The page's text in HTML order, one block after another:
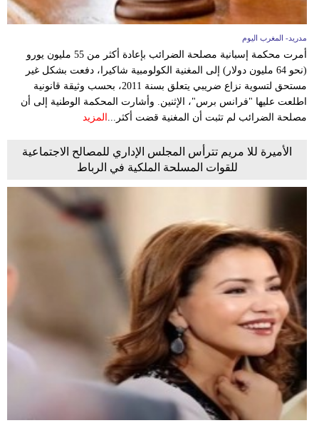
مدريد- المغرب اليوم
أمرت محكمة إسبانية مصلحة الضرائب بإعادة أكثر من 55 مليون يورو
(نحو 64 مليون دولار) إلى المغنية الكولومبية شاكيرا، دفعت بشكل غير
مستحق لتسوية نزاع ضريبي يتعلق بسنة 2011، بحسب وثيقة قانونية
اطلعت عليها "فرانس برس"، الإثنين. وأشارت المحكمة الوطنية إلى أن
مصلحة الضرائب لم تثبت أن المغنية قضت أكثر... المزيد
الأميرة للا مريم تترأس المجلس الإداري للمصالح الاجتماعية
للقوات المسلحة الملكية في الرباط